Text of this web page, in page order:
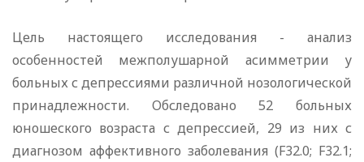
Цель настоящего исследования - анализ
особенностей межполушарной асимметрии у
больных с депрессиями различной нозологической
принадлежности. Обследовано 52 больных
юношеского возраста с депрессией, 29 из них с
диагнозом аффективного заболевания (F32.0; F32.1;